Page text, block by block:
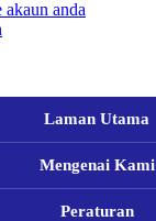
anda
Laman Utama
Mengenai Kami
Peraturan